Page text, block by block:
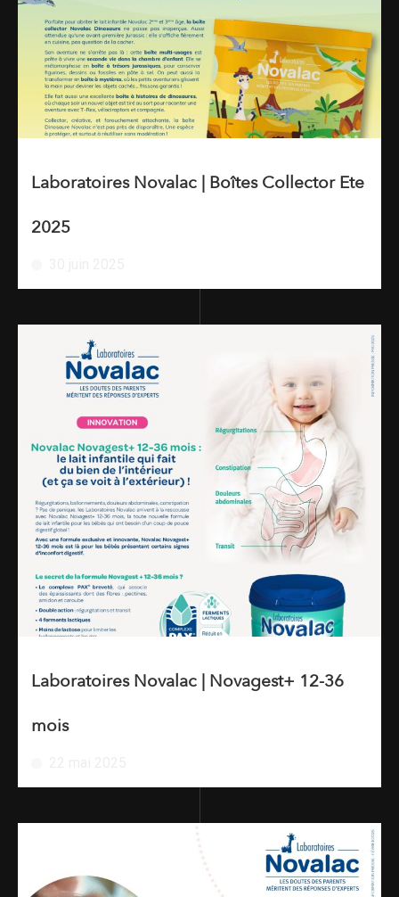
Laboratoires Novalac | Boîtes Collector Ete
2025
Laboratoires Novalac | Novagest+ 12-36
mois